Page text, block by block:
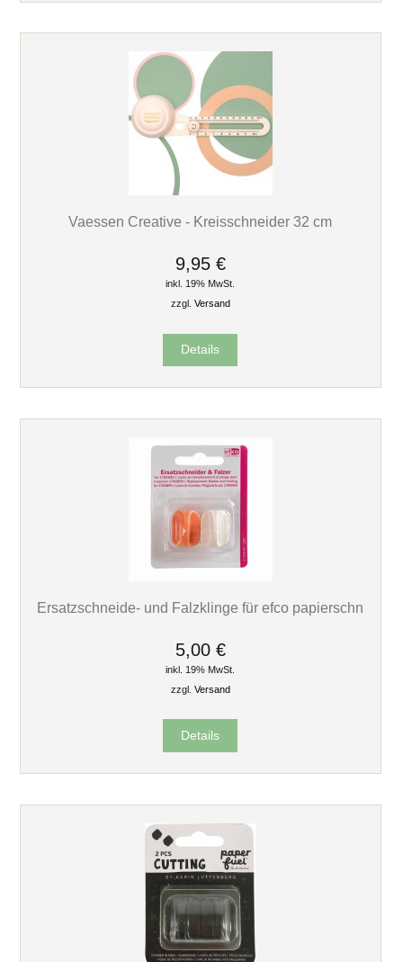
Vaessen Creative - Kreisschneider 32 cm
9,95 €
inkl. 19% MwSt.
zzgl. Versand
Details
Ersatzschneide- und Falzklinge für efco papierschn
5,00 €
inkl. 19% MwSt.
zzgl. Versand
Details